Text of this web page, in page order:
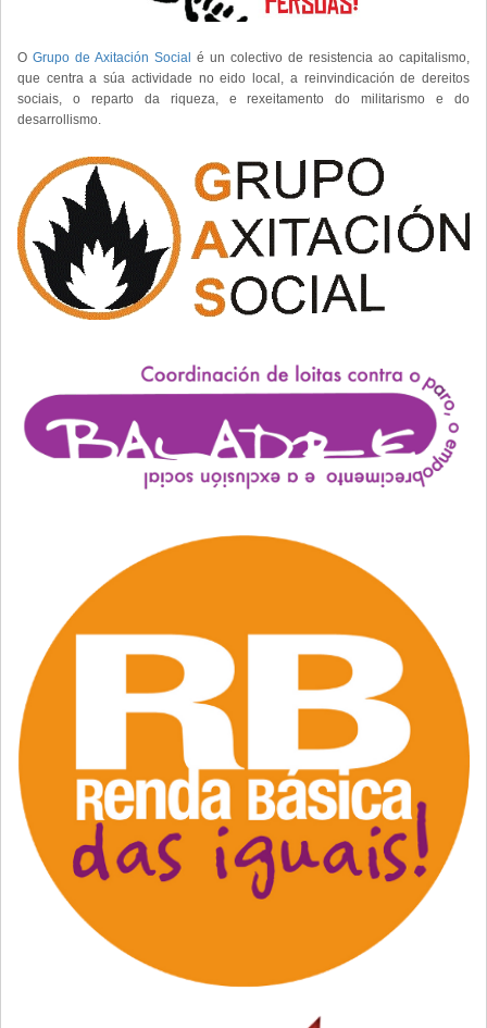
O Grupo de Axitación Social é un colectivo de resistencia ao capitalismo,
que centra a súa actividade no eido local, a reinvindicación de dereitos
sociais, o reparto da riqueza, e rexeitamento do militarismo e do
desarrollismo.